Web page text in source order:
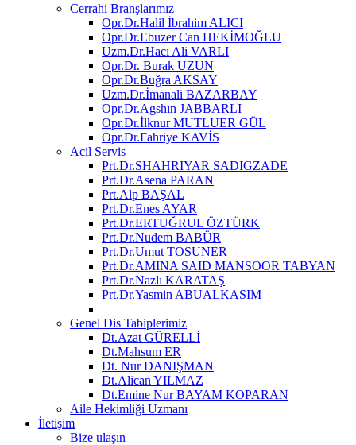
Cerrahi Branşlarımız
Opr.Dr.Halil İbrahim ALICI
Opr.Dr.Ebuzer Can HEKİMOĞLU
Uzm.Dr.Hacı Ali VARLI
Opr.Dr. Burak UZUN
Opr.Dr.Buğra AKSAY
Uzm.Dr.İmanali BAZARBAY
Opr.Dr.Agshın JABBARLI
Opr.Dr.İlknur MUTLUER GÜL
Opr.Dr.Fahriye KAVİS
Acil Servis
Prt.Dr.SHAHRIYAR SADIGZADE
Prt.Dr.Asena PARAN
Prt.Alp BAŞAL
Prt.Dr.Enes AYAR
Prt.Dr.ERTUĞRUL ÖZTÜRK
Prt.Dr.Nudem BABÜR
Prt.Dr.Umut TOSUNER
Prt.Dr.AMINA SAID MANSOOR TABYAN
Prt.Dr.Nazlı KARATAŞ
Prt.Dr.Yasmin ABUALKASIM
Genel Dis Tabiplerimiz
Dt.Azat GÜRELLİ
Dt.Mahsum ER
Dt. Nur DANIŞMAN
Dt.Alican YILMAZ
Dt.Emine Nur BAYAM KOPARAN
Aile Hekimliği Uzmanı
İletişim
Bize ulaşın